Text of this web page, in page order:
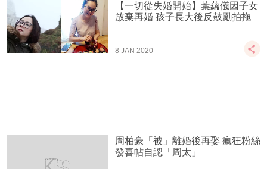
【一切從失婚開始】葉蘊儀因子女
放棄再婚 孩子長大後反鼓勵拍拖
8 JAN 2020
周柏豪「被」離婚後再娶 瘋狂粉絲
發喜帖自認「周太」